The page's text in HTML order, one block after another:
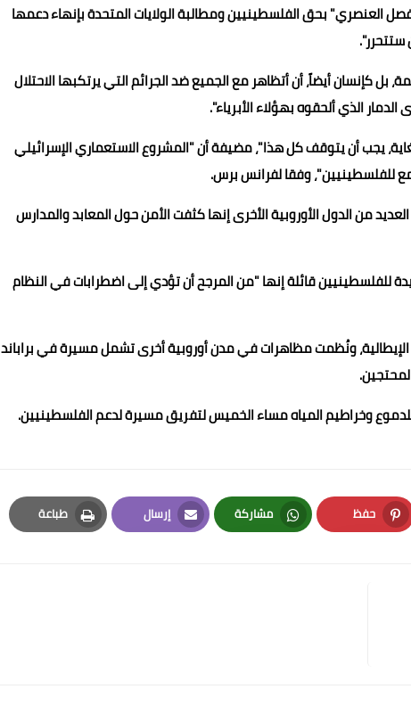
العنصري" بحق الفلسطينيين ومطالبة الولايات المتحدة بإنهاء دعمها
مسلمة، بل كإنسان أيضاً، أن أتظاهر مع الجميع ضد الجرائم التي يرتكبها الاحتلال
الذي ألحقوه بهؤلاء الأبرياء".
البالغة من العمر 43 عاما "أنا قلقة للغاية، يجب أن يتوقف كل هذا"، مضيفة أن "المشروع الاستعماري الإسرائيلي
للفلسطينيين"، وفقا لفرانس برس.
من الدول الأوروبية الأخرى إنها كثفت الأمن حول المعابد والمدارس
للفلسطينيين قائلة إنها "من المرجح أن تؤدي إلى اضطرابات في النظام
ونُظمت مظاهرات في مدن أوروبية أخرى تشمل مسيرة في براباند
وخراطيم المياه مساء الخميس لتفريق مسيرة لدعم الفلسطينيين.
حفظ
Pinterest
مشاركة
Whatsapp
إرسال
Email
طباعة
Print